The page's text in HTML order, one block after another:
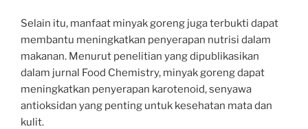
Selain itu, manfaat minyak goreng juga terbukti dapat
membantu meningkatkan penyerapan nutrisi dalam
makanan. Menurut penelitian yang dipublikasikan
dalam jurnal Food Chemistry, minyak goreng dapat
meningkatkan penyerapan karotenoid, senyawa
antioksidan yang penting untuk kesehatan mata dan
kulit.